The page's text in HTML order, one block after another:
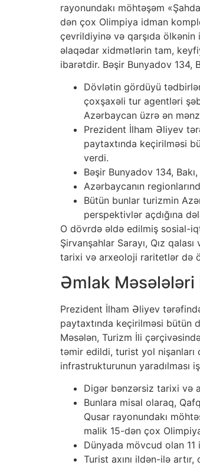
rayonundakı möhtəşəm
dən çox Olimpiya idman
çevrildiyinə və qarşıda
əlaqədar xidmətlərin tam,
ibarətdir. Bəşir Bunyadov 134,
Dövlətin gördüyü
çoxşaxəli tur agentləri
Azərbaycan üzrə ən
Prezident İlham Əliyev
paytaxtında keçirilməsi
verdi.
Bəşir Bunyadov 134,
Azərbaycanın
Bütün bunlar turizmin
perspektivlər açdığına
O dövrdə əldə edilmiş sosial-
Şirvanşahlar Sarayı, Qız
tarixi və arxeoloji raritetlər də
Əmlak Məsələləri
Prezident İlham Əliyev
paytaxtında keçirilməsi bütün
Məsələn, Turizm İli
təmir edildi, turist yol
infrastrukturunun yaradılması
Digər bənzərsiz tarixi və
Bunlara misal olaraq,
Qusar rayonundakı
malik 15-dən çox
Dünyada mövcud olan 11
Turist axını ildən-ilə